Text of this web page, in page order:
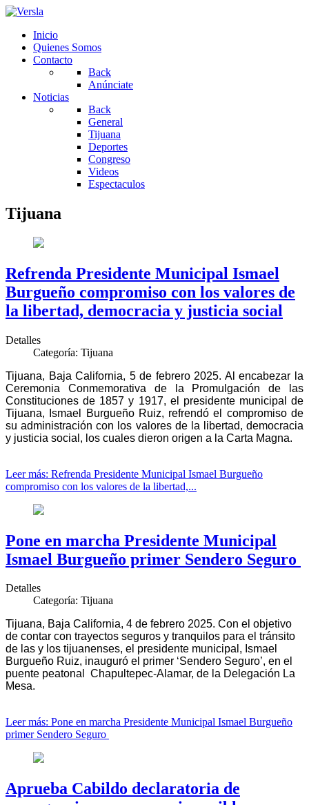
Inicio
Quienes Somos
Contacto
Back
Anúnciate
Noticias
Back
General
Tijuana
Deportes
Congreso
Videos
Espectaculos
Tijuana
Refrenda Presidente Municipal Ismael
Burgueño compromiso con los valores de
la libertad, democracia y justicia social
Detalles
Categoría: Tijuana
Tijuana, Baja California, 5 de febrero 2025. Al encabezar la
Ceremonia Conmemorativa de la Promulgación de las
Constituciones de 1857 y 1917, el presidente municipal de
Tijuana, Ismael Burgueño Ruiz, refrendó el compromiso de
su administración con los valores de la libertad, democracia
y justicia social, los cuales dieron origen a la Carta Magna.
Leer más: Refrenda Presidente Municipal Ismael Burgueño
compromiso con los valores de la libertad,...
Pone en marcha Presidente Municipal
Ismael Burgueño primer Sendero Seguro
Detalles
Categoría: Tijuana
Tijuana, Baja California, 4 de febrero 2025. Con el objetivo
de contar con trayectos seguros y tranquilos para el tránsito
de las y los tijuanenses, el presidente municipal, Ismael
Burgueño Ruiz, inauguró el primer ‘Sendero Seguro’, en el
puente peatonal Chapultepec-Alamar, de la Delegación La
Mesa.
Leer más: Pone en marcha Presidente Municipal Ismael Burgueño
primer Sendero Seguro
Aprueba Cabildo declaratoria de